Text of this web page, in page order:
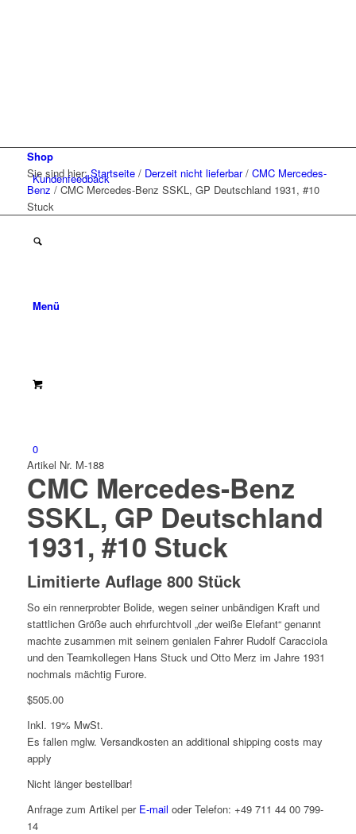
Kundenfeedback
Menü
0
Shop
Sie sind hier: Startseite / Derzeit nicht lieferbar / CMC Mercedes-
Benz / CMC Mercedes-Benz SSKL, GP Deutschland 1931, #10
Stuck
Artikel Nr. M-188
CMC Mercedes-Benz
SSKL, GP Deutschland
1931, #10 Stuck
Limitierte Auflage 800 Stück
So ein rennerprobter Bolide, wegen seiner unbändigen Kraft und
stattlichen Größe auch ehrfurchtvoll „der weiße Elefant“ genannt
machte zusammen mit seinem genialen Fahrer Rudolf Caracciola
und den Teamkollegen Hans Stuck und Otto Merz im Jahre 1931
nochmals mächtig Furore.
$505.00
Inkl. 19% MwSt.
Es fallen mglw. Versand­kosten an additional shipping costs may
apply
Nicht länger bestellbar!
Anfrage zum Artikel per E-mail oder Telefon: +49 711 44 00 799-
14